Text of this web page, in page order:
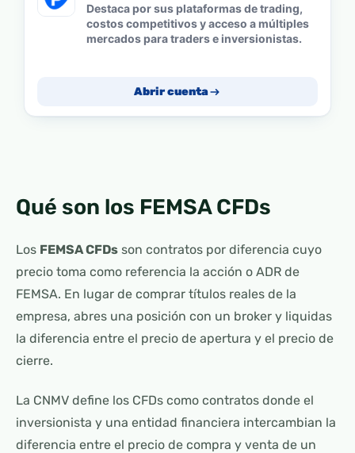
Destaca por sus plataformas de trading,
costos competitivos y acceso a múltiples
mercados para traders e inversionistas.
Abrir cuenta
Qué son los FEMSA CFDs
Los FEMSA CFDs son contratos por diferencia cuyo
precio toma como referencia la acción o ADR de
FEMSA. En lugar de comprar títulos reales de la
empresa, abres una posición con un broker y liquidas
la diferencia entre el precio de apertura y el precio de
cierre.
La CNMV define los CFDs como contratos donde el
inversionista y una entidad financiera intercambian la
diferencia entre el precio de compra y venta de un